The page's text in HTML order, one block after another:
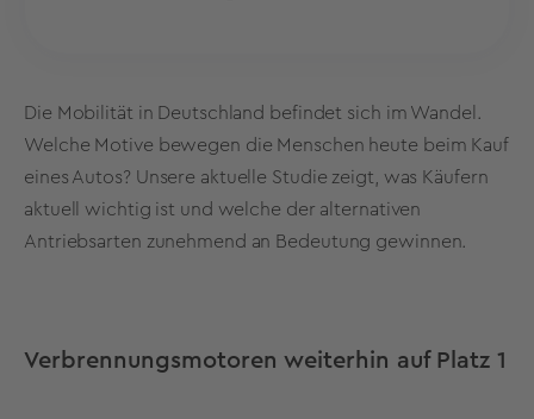
Die Mobilität in Deutschland befindet sich im Wandel.
Welche Motive bewegen die Menschen heute beim Kauf
eines Autos? Unsere aktuelle Studie zeigt, was Käufern
aktuell wichtig ist und welche der alternativen
Antriebsarten zunehmend an Bedeutung gewinnen.
Verbrennungsmotoren weiterhin auf Platz 1